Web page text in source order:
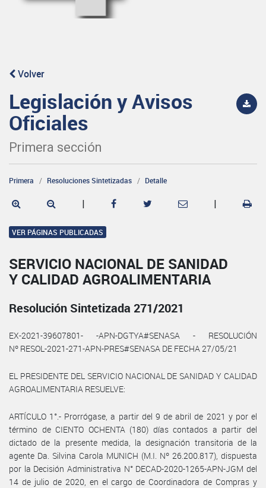
Volver
Legislación y Avisos
Oficiales
Primera sección
Primera Resoluciones Sintetizadas Detalle
| |
VER PÁGINAS PUBLICADAS
SERVICIO NACIONAL DE SANIDAD
Y CALIDAD AGROALIMENTARIA
Resolución Sintetizada 271/2021
EX-2021-39607801- -APN-DGTYA#SENASA - RESOLUCIÓN
Nº RESOL-2021-271-APN-PRES#SENASA DE FECHA 27/05/21
EL PRESIDENTE DEL SERVICIO NACIONAL DE SANIDAD Y CALIDAD
AGROALIMENTARIA RESUELVE:
ARTÍCULO 1°.- Prorrógase, a partir del 9 de abril de 2021 y por el
término de CIENTO OCHENTA (180) días contados a partir del
dictado de la presente medida, la designación transitoria de la
agente Da. Silvina Carola MUNICH (M.I. Nº 26.200.817), dispuesta
por la Decisión Administrativa N° DECAD-2020-1265-APN-JGM del
14 de julio de 2020, en el cargo de Coordinadora de Compras y